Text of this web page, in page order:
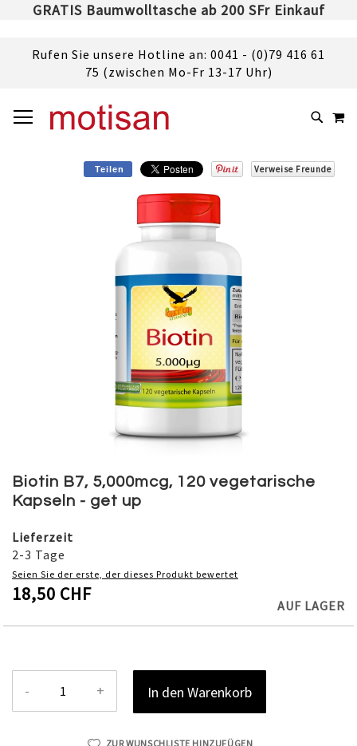
GRATIS Baumwolltasche ab 200 SFr Einkauf
Rufen Sie unsere Hotline an: 0041 - (0)79 416 61
75 (zwischen Mo-Fr 13-17 Uhr)
ZUM
INHALT
SUCHE
Teilen Verweise Freunde
to
the
of
the
images
gallery
Biotin B7, 5,000mcg, 120 vegetarische
Kapseln - get up
Lieferzeit
2-3 Tage
Seien Sie der erste, der dieses Produkt bewertet
18,50 CHF
AUF LAGER
- + In den Warenkorb
ZUR WUNSCHLISTE HINZUFÜGEN